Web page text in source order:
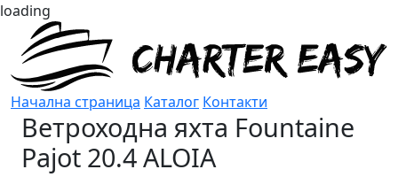
loading
Начална страница Каталог Контакти
Ветроходна яхта Fountaine
Pajot 20.4 ALOIA